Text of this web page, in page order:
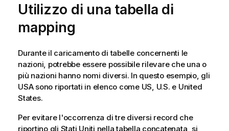
Utilizzo di una tabella di
mapping
Durante il caricamento di tabelle concernenti le
nazioni, potrebbe essere possibile rilevare che una o
più nazioni hanno nomi diversi. In questo esempio, gli
USA sono riportati in elenco come US, U.S. e United
States.
Per evitare l'occorrenza di tre diversi record che
riportino gli Stati Uniti nella tabella concatenata, si